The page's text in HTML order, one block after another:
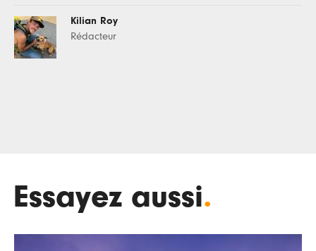
Kilian Roy
Rédacteur
Essayez aussi.